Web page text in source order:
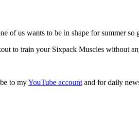
us wants to be in shape for summer so
to train your Sixpack Muscles without
to myYouTube accountand for daily